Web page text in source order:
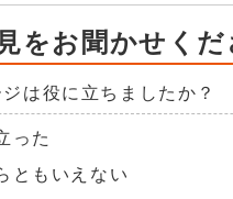
をお聞かせくだ
は役に立ちましたか？
った
ともいえない